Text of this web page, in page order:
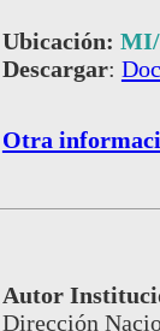
Ubicación: MI/
Descargar:
Otra
Autor
Dirección